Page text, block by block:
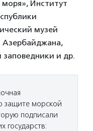
Институт
музей
Азербайджана,
заповедники и др.
защите морской
подписали
государств: